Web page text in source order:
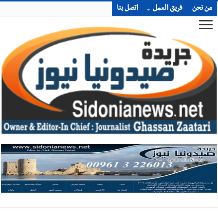
من نحن فريق العمل اتصل بنا
أخبار صيدا بالصور : غسان سركيس يرعى تخرّج فوج الفكر والإبداع